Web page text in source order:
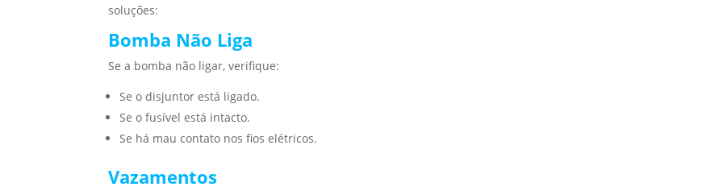
soluções:
Bomba Não Liga
Se a bomba não ligar, verifique:
Se o disjuntor está ligado.
Se o fusível está intacto.
Se há mau contato nos fios elétricos.
Vazamentos